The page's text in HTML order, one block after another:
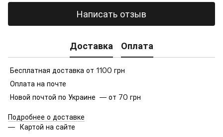
Написать отзыв
Доставка Оплата
Бесплатная доставка от 1100 грн
Оплата на почте
Новой почтой по Украине — от 70 грн
Подробнее о доставке
Картой на сайте